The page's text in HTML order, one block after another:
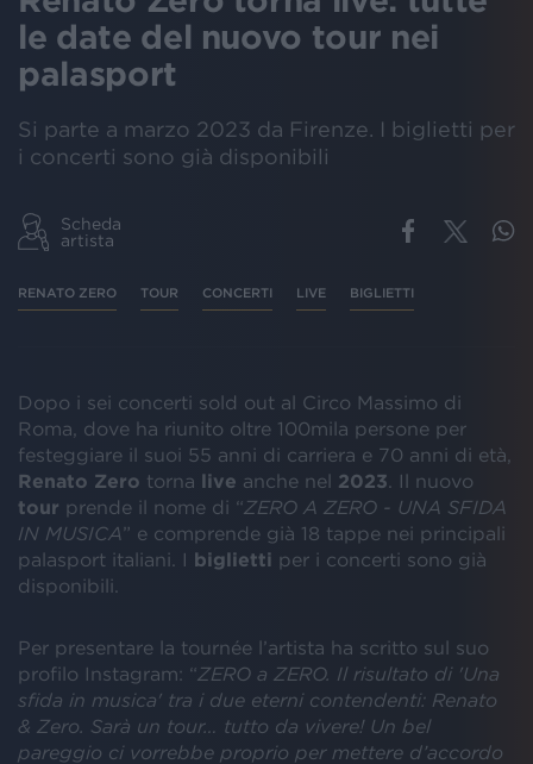
le date del nuovo tour nei
palasport
Si parte a marzo 2023 da Firenze. I biglietti per
i concerti sono già disponibili
Scheda
artista
RENATO ZERO TOUR CONCERTI LIVE BIGLIETTI
Dopo i sei concerti sold out al Circo Massimo di
Roma, dove ha riunito oltre 100mila persone per
festeggiare il suoi 55 anni di carriera e 70 anni di età,
Renato Zero torna live anche nel 2023 . Il nuovo
tour prende il nome di “ZERO A ZERO - UNA SFIDA
IN MUSICA” e comprende già 18 tappe nei principali
palasport italiani. I biglietti per i concerti sono già
disponibili.
Per presentare la tournée l’artista ha scritto sul suo
profilo Instagram: “ZERO a ZERO. Il risultato di 'Una
sfida in musica' tra i due eterni contendenti: Renato
& Zero. Sarà un tour… tutto da vivere! Un bel
pareggio ci vorrebbe proprio per mettere d’accordo